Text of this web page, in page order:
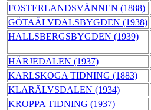
FOSTERLANDSVÄNNEN (1888)
GÖTAÄLVDALSBYGDEN (1938)
HALLSBERGSBYGDEN (1939)
HÄRJEDALEN (1937)
KARLSKOGA TIDNING (1883)
KLARÄLVSDALEN (1934)
KROPPA TIDNING (1937)